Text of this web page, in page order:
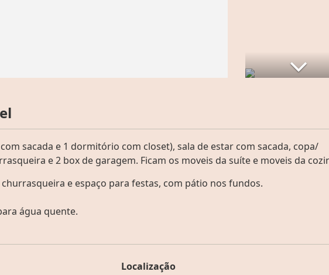
sacada e 1 dormitório com closet), sala de estar com sacada, copa/
e 2 box de garagem. Ficam os moveis da suíte e moveis da
e espaço para festas, com pátio nos fundos.
água quente.
Localização